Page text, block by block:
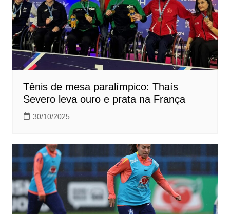
Tênis de mesa paralímpico: Thaís
Severo leva ouro e prata na França
30/10/2025